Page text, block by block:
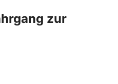
zur